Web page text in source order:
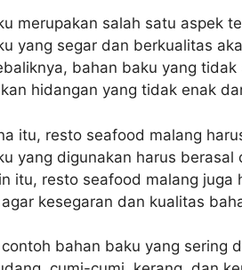
merupakan salah satu aspek
yang segar dan berkualitas
bahan baku yang
hidangan yang tidak enak
itu, resto seafood malang
yang digunakan harus
itu, resto seafood malang
kesegaran dan kualitas
bahan baku yang sering